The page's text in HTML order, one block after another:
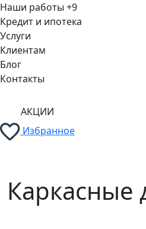
Наши работы +9
Кредит и ипотека
Услуги
Клиентам
Блог
Контакты
АКЦИИ
Избранное
Каркасные